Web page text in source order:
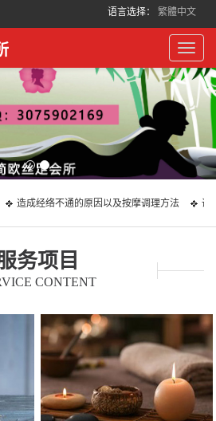
语言选择： 繁體中文
造成经络不通的原因以及按摩调理方法 调节
造成经络不通的原因以及按摩调理方法
务项目
CONTENT